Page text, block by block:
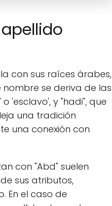
con sus raíces árabes,
nombre se deriva de las
'esclavo', y "hadi", que
una tradición
una conexión con
con "Abd" suelen
sus atributos,
En el caso de